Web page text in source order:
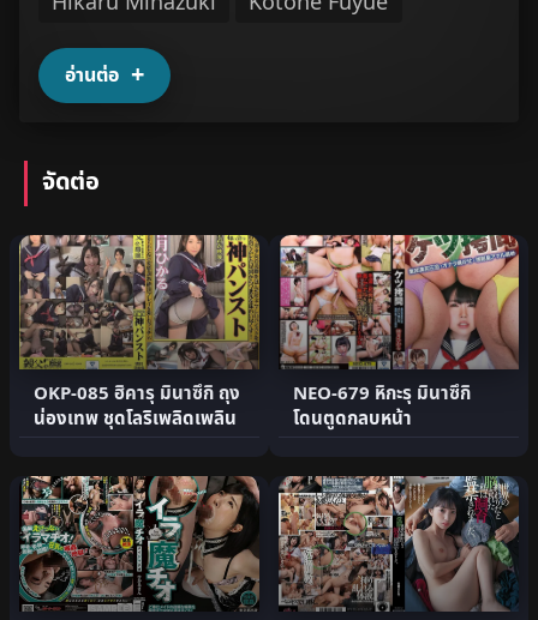
อ่านต่อ
จัดต่อ
OKP-085 ฮิคารุ มินาซึกิ ถุง
น่องเทพ ชุดโลริเพลิดเพลิน
NEO-679 หิกะรุ มินาซึกิ
โดนตูดกลบหน้า